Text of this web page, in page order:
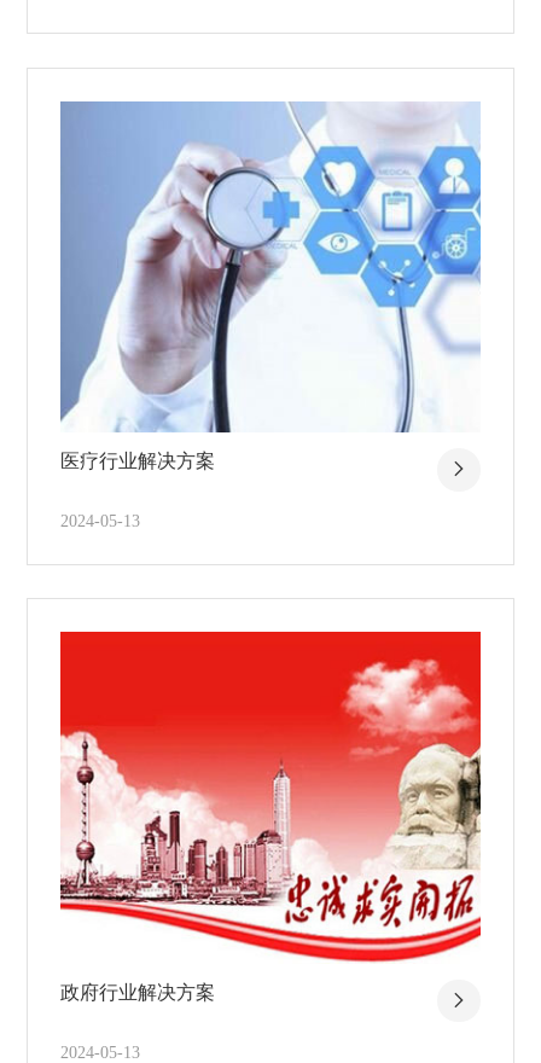
医疗行业解决方案
2024-05-13
政府行业解决方案
2024-05-13